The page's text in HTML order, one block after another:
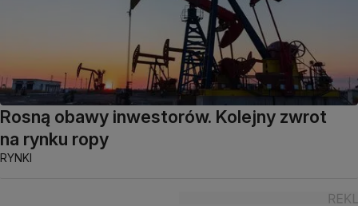
Rosną obawy inwestorów. Kolejny zwrot
na rynku ropy
RYNKI